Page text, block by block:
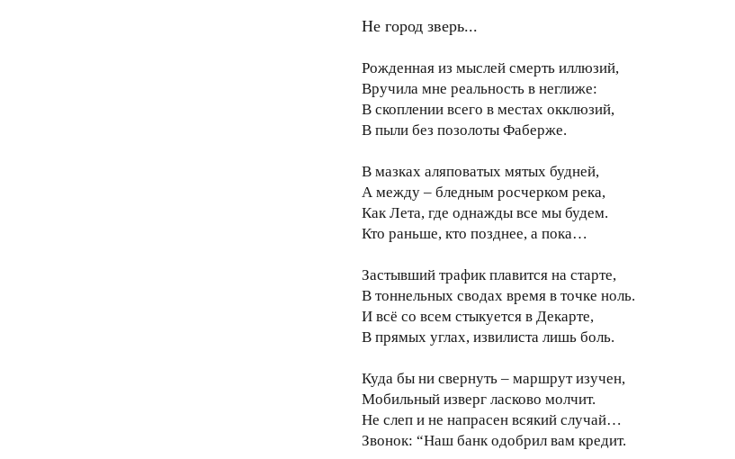
Не город зверь...
Рожденная из мыслей смерть иллюзий,
Вручила мне реальность в неглиже:
В скоплении всего в местах окклюзий,
В пыли без позолоты Фаберже.
В мазках аляповатых мятых будней,
А между – бледным росчерком река,
Как Лета, где однажды все мы будем.
Кто раньше, кто позднее, а пока…
Застывший трафик плавится на старте,
В тоннельных сводах время в точке ноль.
И всё со всем стыкуется в Декарте,
В прямых углах, извилиста лишь боль.
Куда бы ни свернуть – маршрут изучен,
Мобильный изверг ласково молчит.
Не слеп и не напрасен всякий случай…
Звонок: “Наш банк одобрил вам кредит.